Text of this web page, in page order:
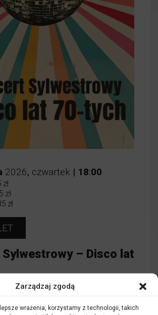
Zarządzaj zgodą
wrażenia, korzystamy z technologii, takich
2026, czwartek | 18:00
zł
zł
– Disco lat
SYLWESTROWE
KONCERTY